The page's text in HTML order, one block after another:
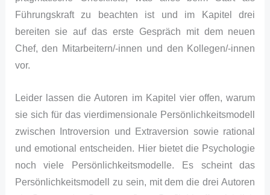
Führungskraft zu beachten ist und im Kapitel drei
bereiten sie auf das erste Gespräch mit dem neuen
Chef, den Mitarbeitern/-innen und den Kollegen/-innen
vor.
Leider lassen die Autoren im Kapitel vier offen, warum
sie sich für das vierdimensionale Persönlichkeitsmodell
zwischen Introversion und Extraversion sowie rational
und emotional entscheiden. Hier bietet die Psychologie
noch viele Persönlichkeitsmodelle. Es scheint das
Persönlichkeitsmodell zu sein, mit dem die drei Autoren